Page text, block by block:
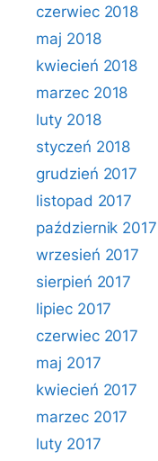
czerwiec 2018
maj 2018
kwiecień 2018
marzec 2018
luty 2018
styczeń 2018
grudzień 2017
listopad 2017
październik 2017
wrzesień 2017
sierpień 2017
lipiec 2017
czerwiec 2017
maj 2017
kwiecień 2017
marzec 2017
luty 2017